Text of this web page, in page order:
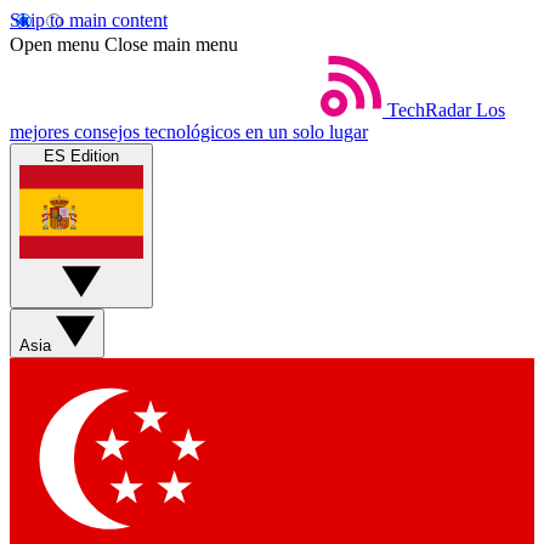
Skip to main content
Open menu Close main menu
TechRadar Los
mejores consejos tecnológicos en un solo lugar
ES Edition
Asia